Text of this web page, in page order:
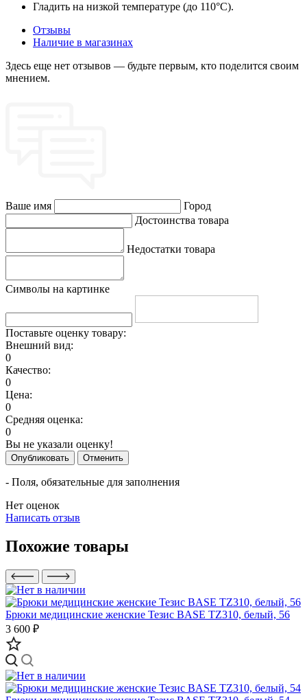
Гладить на низкой температуре (до 110°C).
Отзывы
Наличие в магазинах
Здесь еще нет отзывов — будьте первым, кто поделится своим
мнением.
Ваше имя
Город
Достоинства товара
Недостатки товара
Символы на картинке
Поставьте оценку товару:
Внешний вид:
0
Качество:
0
Цена:
0
Средняя оценка:
0
Вы не указали оценку!
Опубликовать Отменить
- Поля, обязательные для заполнения
Нет оценок
Написать отзыв
Похожие товары
Брюки медицинские женские Тезис BASE TZ310, белый, 56
3 600 ₽